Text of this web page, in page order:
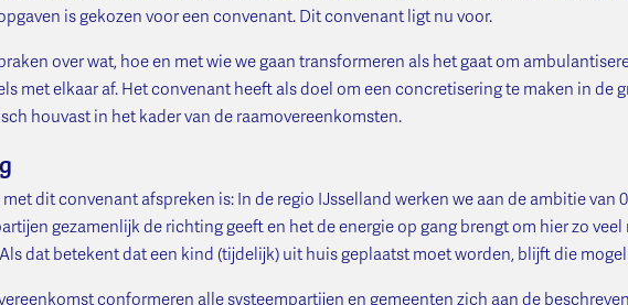
is gekozen voor een convenant. Dit convenant ligt nu voor.
over wat, hoe en met wie we gaan transformeren als het gaat om
met elkaar af. Het convenant heeft als doel om een concretisering te maken in de
houvast in het kader van de raamovereenkomsten.
dit convenant afspreken is: In de regio IJsselland werken we aan de ambitie
gezamenlijk de richting geeft en het de energie op gang brengt om hier zo
dat betekent dat een kind (tijdelijk) uit huis geplaatst moet worden, blijft die
conformeren alle systeempartijen en gemeenten zich aan de